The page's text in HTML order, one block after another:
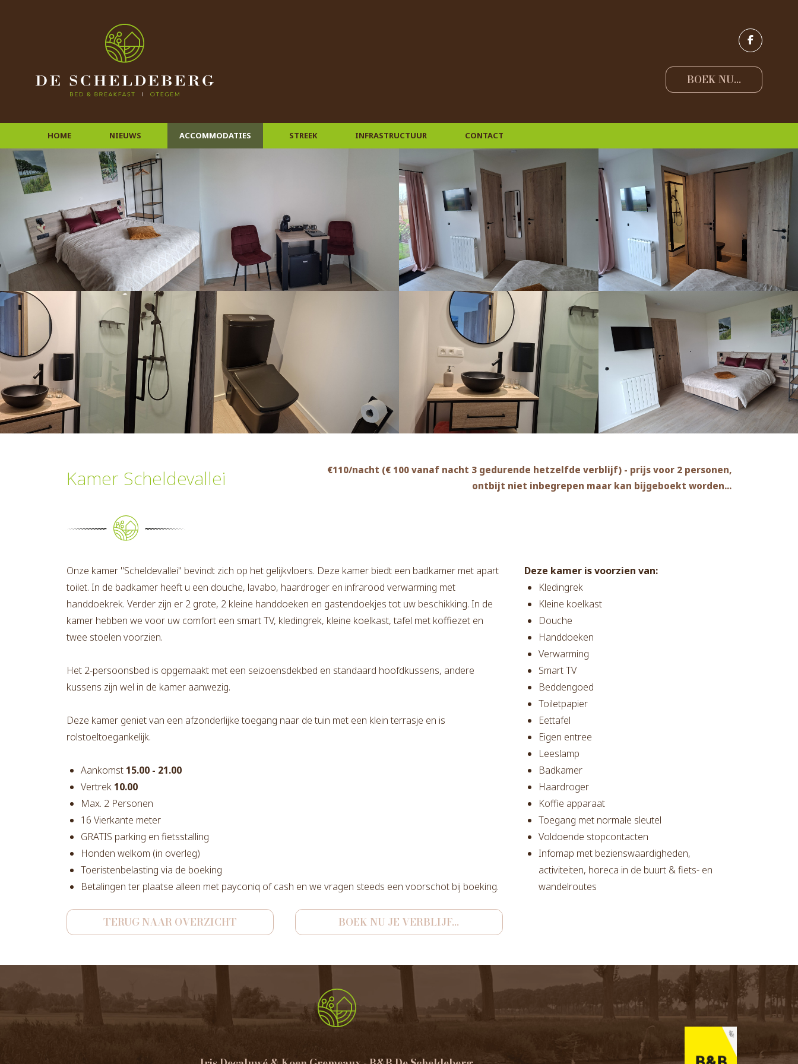
BOEK NU...
HOME NIEUWS ACCOMMODATIES STREEK INFRASTRUCTUUR CONTACT
Kamer Scheldevallei
€110/nacht (€ 100 vanaf nacht 3 gedurende hetzelfde verblijf) - prijs voor 2 personen,
ontbijt niet inbegrepen maar kan bijgeboekt worden...
Onze kamer "Scheldevallei" bevindt zich op het gelijkvloers. Deze kamer biedt een badkamer met apart
toilet. In de badkamer heeft u een douche, lavabo, haardroger en infrarood verwarming met
handdoekrek. Verder zijn er 2 grote, 2 kleine handdoeken en gastendoekjes tot uw beschikking. In de
kamer hebben we voor uw comfort een smart TV, kledingrek, kleine koelkast, tafel met koffiezet en
twee stoelen voorzien.
Het 2-persoonsbed is opgemaakt met een seizoensdekbed en standaard hoofdkussens, andere
kussens zijn wel in de kamer aanwezig.
Deze kamer geniet van een afzonderlijke toegang naar de tuin met een klein terrasje en is
rolstoeltoegankelijk.
Aankomst 15.00 - 21.00
Vertrek 10.00
Max. 2 Personen
16 Vierkante meter
GRATIS parking en fietsstalling
Honden welkom (in overleg)
Toeristenbelasting via de boeking
Betalingen ter plaatse alleen met payconiq of cash en we vragen steeds een voorschot bij boeking.
TERUG NAAR OVERZICHT BOEK NU JE VERBLIJF...
Deze kamer is voorzien van:
Kledingrek
Kleine koelkast
Douche
Handdoeken
Verwarming
Smart TV
Beddengoed
Toiletpapier
Eettafel
Eigen entree
Leeslamp
Badkamer
Haardroger
Koffie apparaat
Toegang met normale sleutel
Voldoende stopcontacten
Infomap met bezienswaardigheden,
activiteiten, horeca in de buurt & fiets- en
wandelroutes